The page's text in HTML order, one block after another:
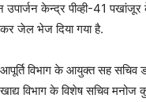
उपार्जन केन्द्र पीव्ही-41
जेल भेज दिया गया है.
विभाग के आयुक्त सह सचिव
विभाग के विशेष सचिव